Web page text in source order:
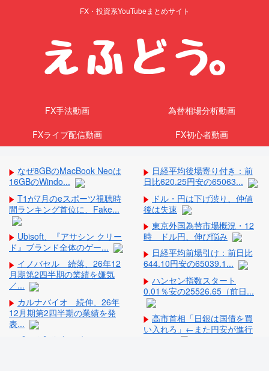
FX・投資系YouTubeまとめサイト
FX手法動画
為替相場分析動画
FXライブ配信動画
FX初心者動画
なぜ8GBのMacBook Neoは
16GBのWindo...
T1が7月のeスポーツ視聴時
間ランキング首位に、Fake...
Ubisoft、『アサシン クリー
ド』ブランド全体のゲー...
イノバセル 続落、26年12
月期第2四半期の業績を嫌気
／...
カルナバイオ 続伸、26年
12月期第2四半期の業績を発
表...
【画像】資産40億円民
日経平均後場寄り付き：前
日比620.25円安の65063...
ドル・円は下げ渋り、仲値
後は失速
東京外国為替市場概況・12
時 ドル円、伸び悩み
日経平均前場引け：前日比
644.10円安の65039.1...
ハンセン指数スタート
0.01％安の25526.65（前日...
高市首相「日銀は国債を買
い入れろ」←また円安が進行